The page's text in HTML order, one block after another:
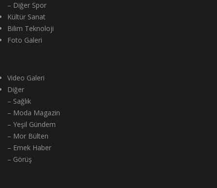
– Diğer Spor
Kültür Sanat
Bilim Teknoloji
Foto Galeri
Video Galeri
Diğer
– Sağlık
– Moda Magazin
– Yeşil Gündem
– Mor Bülten
– Emek Haber
– Görüş